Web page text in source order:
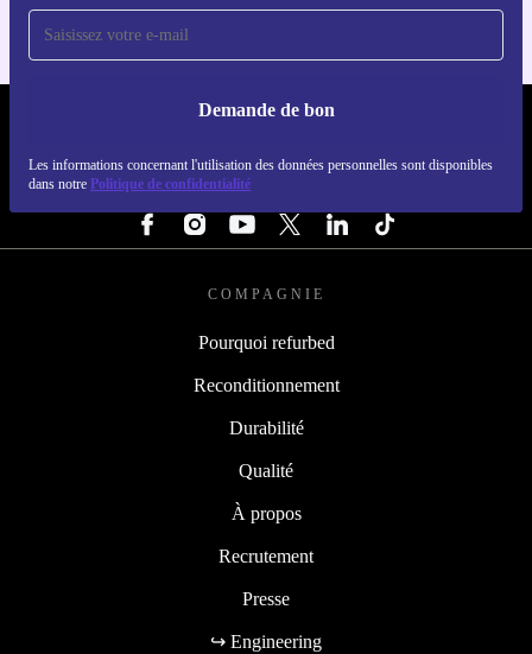
Demande de bon
Les informations concernant l'utilisation des données personnelles sont disponibles
dans notre Politique de confidentialitéSUIVEZ-NOUS
COMPAGNIE
Pourquoi refurbed
Reconditionnement
Durabilité
Qualité
À propos
Recrutement
Presse
↪ Engineering